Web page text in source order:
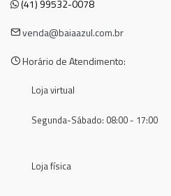
(41) 99532-0078
venda@baiaazul.com.br
Horário de Atendimento:
Loja virtual
Segunda-Sábado: 08:00 - 17:00
Loja física